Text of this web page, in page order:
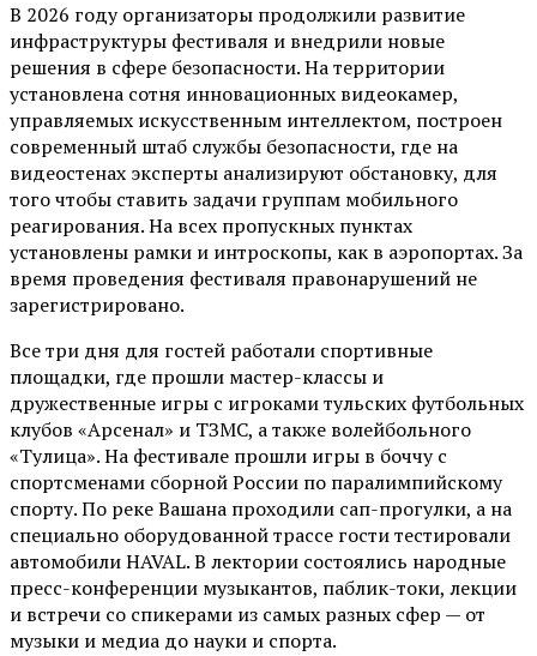
В 2026 году организаторы продолжили развитие
инфраструктуры фестиваля и внедрили новые
решения в сфере безопасности. На территории
установлена сотня инновационных видеокамер,
управляемых искусственным интеллектом, построен
современный штаб службы безопасности, где на
видеостенах эксперты анализируют обстановку, для
того чтобы ставить задачи группам мобильного
реагирования. На всех пропускных пунктах
установлены рамки и интроскопы, как в аэропортах. За
время проведения фестиваля правонарушений не
зарегистрировано.
Все три дня для гостей работали спортивные
площадки, где прошли мастер-классы и
дружественные игры с игроками тульских футбольных
клубов «Арсенал» и ТЗМС, а также волейбольного
«Тулица». На фестивале прошли игры в боччу с
спортсменами сборной России по паралимпийскому
спорту. По реке Вашана проходили сап-прогулки, а на
специально оборудованной трассе гости тестировали
автомобили HAVAL. В лектории состоялись народные
пресс-конференции музыкантов, паблик-токи, лекции
и встречи со спикерами из самых разных сфер — от
музыки и медиа до науки и спорта.